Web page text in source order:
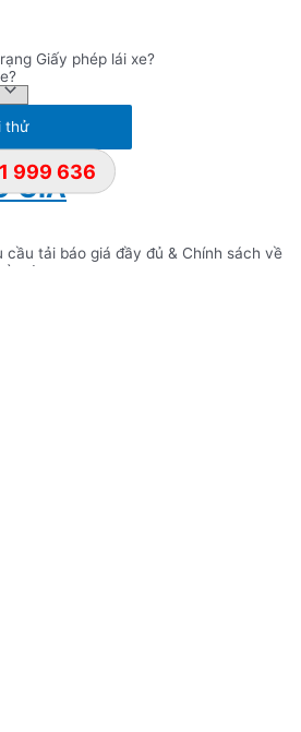
Giấy phép lái xe?
thử
GIÁ
cầu tải báo giá đầy đủ & Chính sách về
999 636